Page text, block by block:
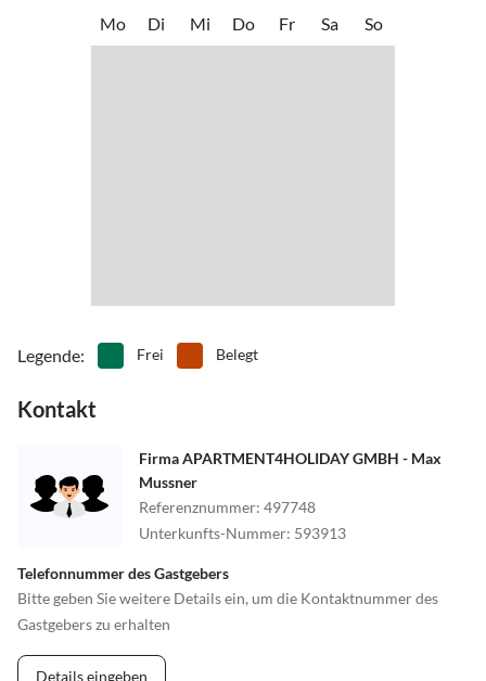
Mo
Di Mi Do Fr Sa So
Legende: Frei Belegt
Kontakt
Firma APARTMENT4HOLIDAY GMBH - Max
Mussner
Referenznummer: 497748
Unterkunfts-Nummer: 593913
Telefonnummer des Gastgebers
Bitte geben Sie weitere Details ein, um die Kontaktnummer des
Gastgebers zu erhalten
Details eingeben